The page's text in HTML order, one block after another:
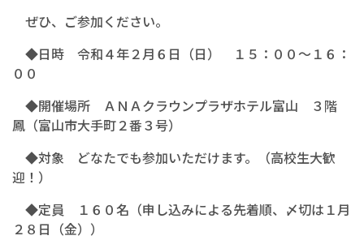
ぜひ、ご参加ください。
◆日時 令和４年２月６日（日） １５：００～１６：
００
◆開催場所 ＡＮＡクラウンプラザホテル富山 ３階
鳳（富山市大手町２番３号）
◆対象 どなたでも参加いただけます。（高校生大歓
迎！）
◆定員 １６０名（申し込みによる先着順、〆切は１月
２８日（金））